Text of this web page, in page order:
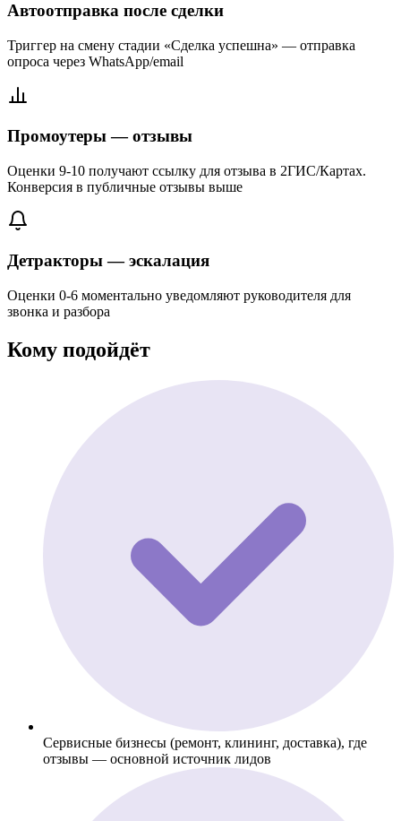
Автоотправка после сделки
Триггер на смену стадии «Сделка успешна» — отправка
опроса через WhatsApp/email
Промоутеры — отзывы
Оценки 9-10 получают ссылку для отзыва в 2ГИС/Картах.
Конверсия в публичные отзывы выше
Детракторы — эскалация
Оценки 0-6 моментально уведомляют руководителя для
звонка и разбора
Кому подойдёт
Сервисные бизнесы (ремонт, клининг, доставка), где
отзывы — основной источник лидов